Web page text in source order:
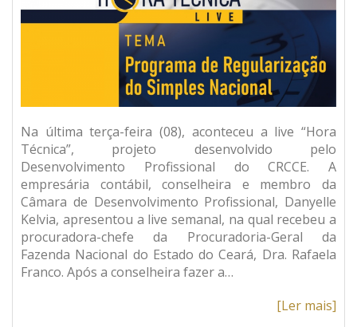
Na última terça-feira (08), aconteceu a live “Hora
Técnica”, projeto desenvolvido pelo
Desenvolvimento Profissional do CRCCE. A
empresária contábil, conselheira e membro da
Câmara de Desenvolvimento Profissional, Danyelle
Kelvia, apresentou a live semanal, na qual recebeu a
procuradora-chefe da Procuradoria-Geral da
Fazenda Nacional do Estado do Ceará, Dra. Rafaela
Franco. Após a conselheira fazer a…
[Ler mais]